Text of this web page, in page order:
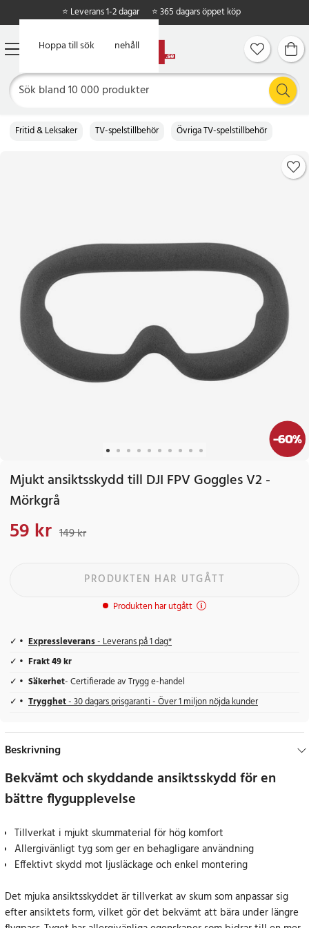
Hoppa till huvudinnehåll
Hoppa till sök
⭐ Leverans 1-2 dagar ⭐ 365 dagars öppet köp
Fritid & Leksaker TV-spelstillbehör Övriga TV-spelstillbehör
-60%
Mjukt ansiktsskydd till DJI FPV Goggles V2 -
Mörkgrå
Nuvarande pris
59 kr 149 kr
PRODUKTEN HAR UTGÅTT
Produkten har utgått
Expressleverans- Leverans på 1 dag*
Frakt 49 kr
Säkerhet- Certifierade av Trygg e-handel
Trygghet- 30 dagars prisgaranti - Över 1 miljon nöjda kunder
Beskrivning
Bekvämt och skyddande ansiktsskydd för en
bättre flygupplevelse
Tillverkat i mjukt skummaterial för hög komfort
Allergivänligt tyg som ger en behagligare användning
Effektivt skydd mot ljusläckage och enkel montering
Det mjuka ansiktsskyddet är tillverkat av skum som anpassar sig
efter ansiktets form, vilket gör det bekvämt att bära under längre